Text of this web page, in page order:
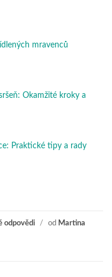
mravenců
Okamžité kroky a
Praktické tipy a rady
odpovědi / od Martina